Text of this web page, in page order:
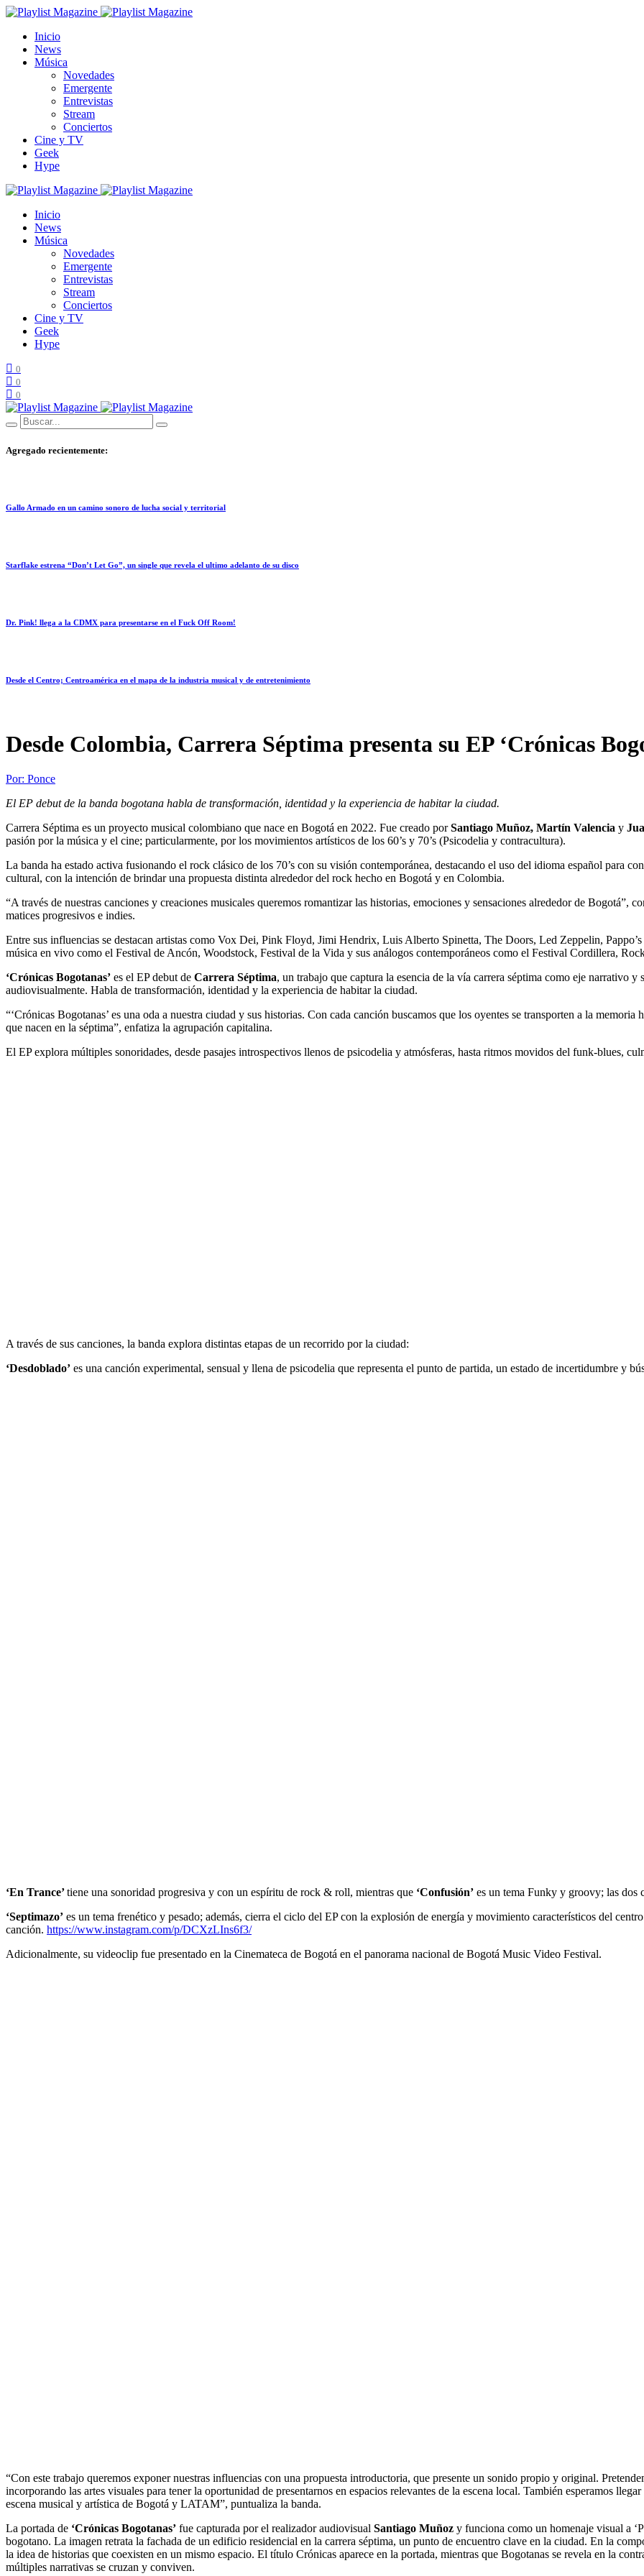
Inicio
News
Música
Novedades
Emergente
Entrevistas
Stream
Conciertos
Cine y TV
Geek
Hype
Inicio
News
Música
Novedades
Emergente
Entrevistas
Stream
Conciertos
Cine y TV
Geek
Hype
0
0
0
Agregado recientemente:
Gallo Armado en un camino sonoro de lucha social y territorial
Starflake estrena “Don’t Let Go”, un single que revela el ultimo adelanto de su disco
Dr. Pink! llega a la CDMX para presentarse en el Fuck Off Room!
Desde el Centro; Centroamérica en el mapa de la industria musical y de entretenimiento
Desde Colombia, Carrera Séptima presenta su EP ‘Crónicas
Por: Ponce
El EP debut de la banda bogotana habla de transformación, identidad y la experiencia de habitar la ciudad.
Carrera Séptima es un proyecto musical colombiano que nace en Bogotá en 2022. Fue creado porSantiago Muñoz, Martín Valencia y
pasión por la música y el cine; particularmente, por los movimientos artísticos de los 60’s y 70’s (Psicodelia y contracultura).
La banda ha estado activa fusionando el rock clásico de los 70’s con su visión contemporánea, destacando el uso del idioma español para
cultural, con la intención de brindar una propuesta distinta alrededor del rock hecho en Bogotá y en Colombia.
“A través de nuestras canciones y creaciones musicales queremos romantizar las historias, emociones y sensaciones alrededor de
matices progresivos e indies.
Entre sus influencias se destacan artistas como Vox Dei, Pink Floyd, Jimi Hendrix, Luis Alberto Spinetta, The Doors, Led Zeppelin,
música en vivo como el Festival de Ancón, Woodstock, Festival de la Vida y sus análogos contemporáneos como el Festival Cordillera,
‘Crónicas Bogotanas’ es el EP debut de Carrera Séptima, un trabajo que captura la esencia de la vía carrera séptima como eje narrativo
audiovisualmente. Habla de transformación, identidad y la experiencia de habitar la ciudad.
“‘Crónicas Bogotanas’ es una oda a nuestra ciudad y sus historias. Con cada canción buscamos que los oyentes se transporten a la
que nacen en la séptima”, enfatiza la agrupación capitalina.
El EP explora múltiples sonoridades, desde pasajes introspectivos llenos de psicodelia y atmósferas, hasta ritmos movidos del funk-blues,
A través de sus canciones, la banda explora distintas etapas de un recorrido por la ciudad:
‘Desdoblado’ es una canción experimental, sensual y llena de psicodelia que representa el punto de partida, un estado de incertidumbre y
‘En Trance’tiene una sonoridad progresiva y con un espíritu de rock & roll, mientras que ‘Confusión’ es un tema Funky y groovy; las dos
‘Septimazo’ es un tema frenético y pesado; además, cierra el ciclo del EP con la explosión de energía y movimiento característicos del
canción. https://www.instagram.com/p/DCXzLIns6f3/
Adicionalmente, su videoclip fue presentado en la Cinemateca de Bogotá en el panorama nacional de Bogotá Music Video Festival.
“Con este trabajo queremos exponer nuestras influencias con una propuesta introductoria, que presente un sonido propio y original.
incorporando las artes visuales para tener la oportunidad de presentarnos en espacios relevantes de la escena local. También esperamos
escena musical y artística de Bogotá y LATAM”, puntualiza la banda.
La portada de ‘Crónicas Bogotanas’ fue capturada por el realizador audiovisual Santiago Muñoz y funciona como un homenaje visual a
bogotano. La imagen retrata la fachada de un edificio residencial en la carrera séptima, un punto de encuentro clave en la ciudad. En la
la idea de historias que coexisten en un mismo espacio. El título Crónicas aparece en la portada, mientras que Bogotanas se revela en la
múltiples narrativas se cruzan y conviven.